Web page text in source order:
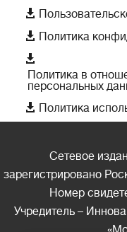

 Политика

Политика в
персональных
 Политика
Сетевое
зарегистрировано
Номер
Учредитель –